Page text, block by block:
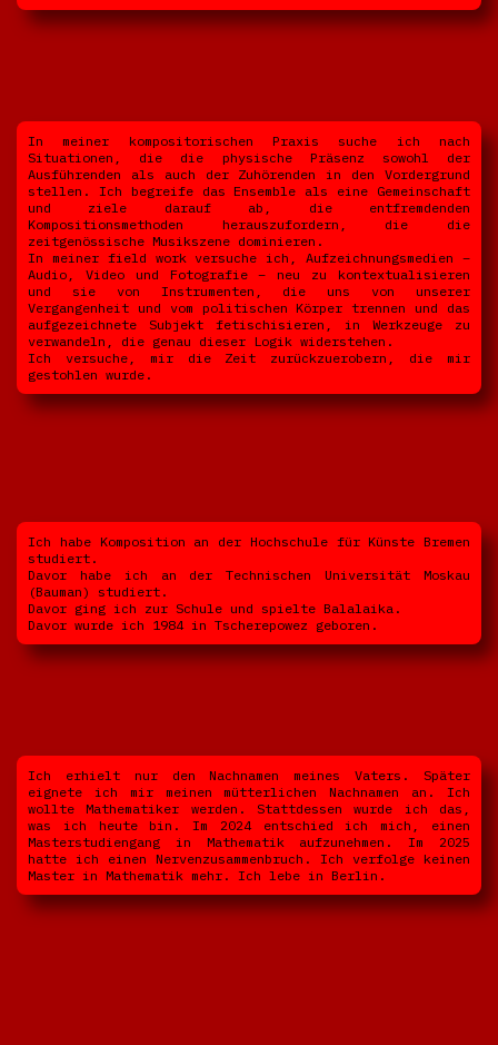
In meiner kompositorischen Praxis suche ich nach
Situationen, die die physische Präsenz sowohl der
Ausführenden als auch der Zuhörenden in den Vordergrund
stellen. Ich begreife das Ensemble als eine Gemeinschaft
und ziele darauf ab, die entfremdenden
Kompositionsmethoden herauszufordern, die die
zeitgenössische Musikszene dominieren.
In meiner field work versuche ich, Aufzeichnungsmedien –
Audio, Video und Fotografie – neu zu kontextualisieren
und sie von Instrumenten, die uns von unserer
Vergangenheit und vom politischen Körper trennen und das
aufgezeichnete Subjekt fetischisieren, in Werkzeuge zu
verwandeln, die genau dieser Logik widerstehen.
Ich versuche, mir die Zeit zurückzuerobern, die mir
gestohlen wurde.
Ich habe Komposition an der Hochschule für Künste Bremen
studiert.
Davor habe ich an der Technischen Universität Moskau
(Bauman) studiert.
Davor ging ich zur Schule und spielte Balalaika.
Davor wurde ich 1984 in Tscherepowez geboren.
Ich erhielt nur den Nachnamen meines Vaters. Später
eignete ich mir meinen mütterlichen Nachnamen an. Ich
wollte Mathematiker werden. Stattdessen wurde ich das,
was ich heute bin. Im 2024 entschied ich mich, einen
Masterstudiengang in Mathematik aufzunehmen. Im 2025
hatte ich einen Nervenzusammenbruch. Ich verfolge keinen
Master in Mathematik mehr. Ich lebe in Berlin.